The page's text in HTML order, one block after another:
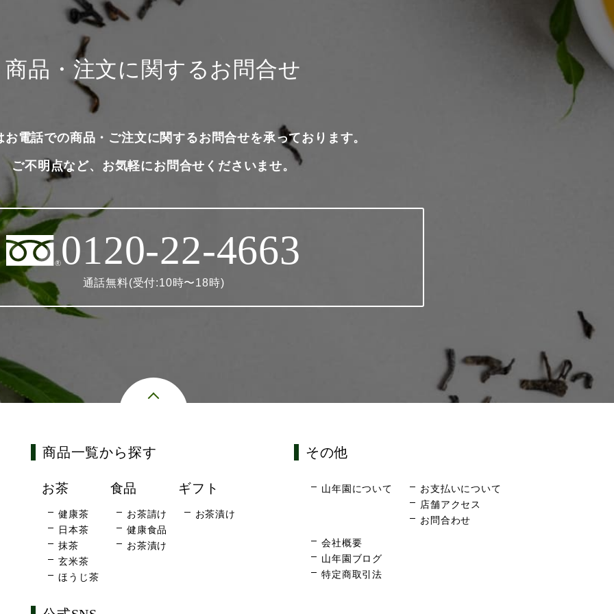
商品・注文に関するお問合せ
お電話での商品・ご注文に関するお問合せを承っております。
ご不明点など、お気軽にお問合せくださいませ。
0120-22-4663
通話無料(受付:10時〜18時)
商品一覧から探す
お茶
健康茶
日本茶
抹茶
玄米茶
ほうじ茶
食品
お茶請け
健康食品
お茶漬け
ギフト
お茶漬け
その他
山年園について
お支払いについて
店舗アクセス
お問合わせ
会社概要
山年園ブログ
特定商取引法